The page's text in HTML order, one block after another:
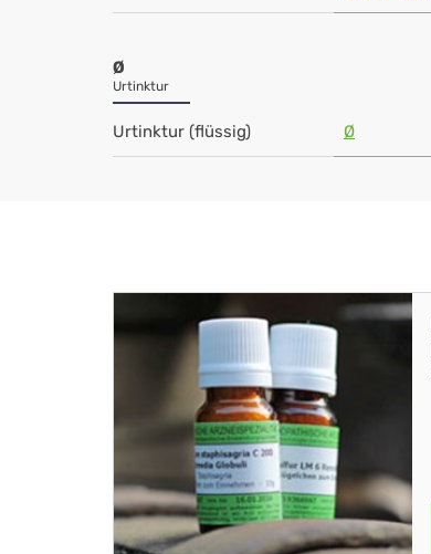
Ø
Urtinktur
Urtinktur (flüssig) Ø